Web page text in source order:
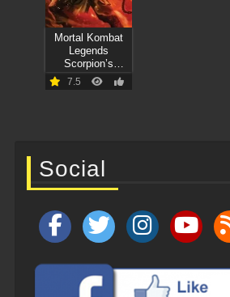
Mortal Kombat
Legends
Scorpion’s
Revenge (2020)
7.5
Social